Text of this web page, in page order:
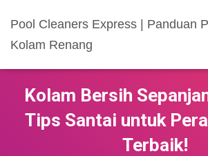
Pool Cleaners Express | Panduan
Kolam Renang
Kolam Bersih
Tips Santai untuk
Terbaik!